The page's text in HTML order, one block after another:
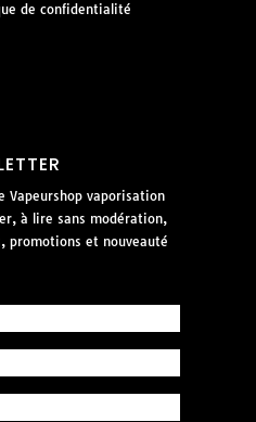
de confidentialité
Vapeurshop vaporisation
à lire sans modération,
promotions et nouveauté